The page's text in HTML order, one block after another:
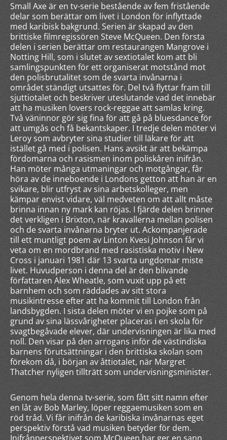
Small Axe är en tv-serie bestående av fem fristående
delar som berättar om livet i London för inflyttade
med karibisk bakgrund. Serien är skapad av den
brittiske filmregissören Steve McQueen. Den första
delen i serien berättar om restaurangen Mangrove i
Notting Hill, som i slutet av sextiotalet kom att bli
samlingspunkten för ett organiserat motstånd mot
den polisbrutalitet som de svarta invånarna i
området ständigt utsattes för. Del två flyttar fram till
sjuttiotalet och beskriver uteslutande vad det innebär
att ha musiken lovers rock-reggae att samlas kring.
Två väninnor gör sig fina för att gå på bluesdance för
att umgås och få bekantskaper. I tredje delen möter vi
Leroy som avbryter sina studier till läkare för att
istället gå med i polisen. Hans avsikt är att bekämpa
fördomarna och rasismen inom poliskåren inifrån.
Han möter många utmaningar och motgångar, får
höra av de inneboende i Londons getton att han är en
svikare, blir utfryst av sina arbetskolleger, men
kämpar envist vidare, väl medveten om att allt måste
brinna innan ny mark kan röjas. I fjärde delen brinner
det verkligen i Brixton, när kravallerna mellan polisen
och de svarta invånarna bryter ut. Ackompanjerade
till ett muntligt poem av Linton Kvesi Johnson får vi
veta om en mordbrand med rasistiska motiv i New
Cross i januari 1981 där 13 svarta ungdomar miste
livet. Huvudperson i denna del är den blivande
författaren Alex Wheatle, som vuxit upp på ett
barnhem och som räddades av sitt stora
musikintresse efter att ha kommit till London från
landsbygden. I sista delen möter vi en pojke som på
grund av sina lässvårigheter placeras i en skola för
svagtbegåvade elever, där undervisningen är lika med
noll. Den visar på den arrogans inför de västindiska
barnens förutsättningar i den brittiska skolan som
förekom då, i början av åttiotalet, när Margret
Thatcher nyligen tillträtt som undervisningsminister.
Genom hela denna tv-serie, som fått sitt namn efter
en låt av Bob Marley, löper reggaemusiken som en
röd tråd. Vi får inifrån de karibiska invånarnas eget
perspektiv förstå vad musiken betyder för dem.